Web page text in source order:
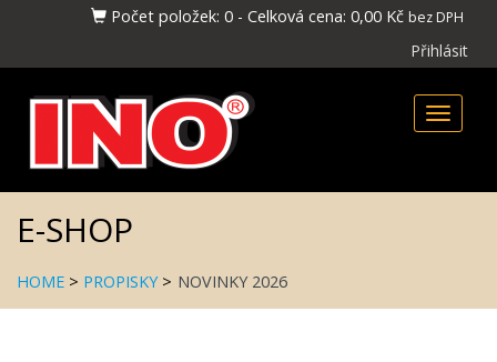
Počet položek: 0 - Celková cena: 0,00 Kč bez DPH
Přihlásit
Toggle
E-SHOP
HOME > PROPISKY> NOVINKY 2026